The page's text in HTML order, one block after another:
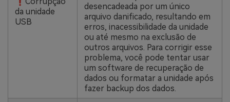
da unidade
USB
desencadeada por um único
arquivo danificado, resultando em
erros, inacessibilidade da unidade
ou até mesmo na exclusão de
outros arquivos. Para corrigir esse
problema, você pode tentar usar
um software de recuperação de
dados ou formatar a unidade após
fazer backup dos dados.